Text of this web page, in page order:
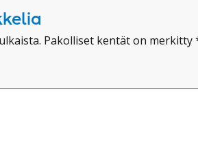
Pakolliset kentät on merkitty